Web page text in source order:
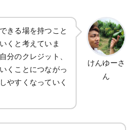
きる場を持つこと
くと考えていま
分のクレジット、
くことにつながっ
やすくなっていく
けんゆーさ
ん